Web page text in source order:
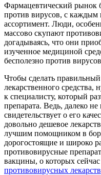
Фармацевтический рынок
против вирусов, с каждым
ассортимент. Люди,
массово скупают
догадываясь, что они
изученное медициной
бесполезно против
Чтобы сделать
лекарственного средства,
к специалисту, который
препарата. Ведь, далеко не
свидетельствует о его
довольно дешевое
лучшим помощником в
дорогостоящие и широко
противовирусные
вакцины, о которых
противовирусных лекарств